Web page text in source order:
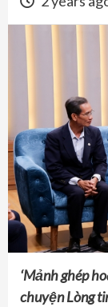
‘Mảnh ghép
chuyệnLòng